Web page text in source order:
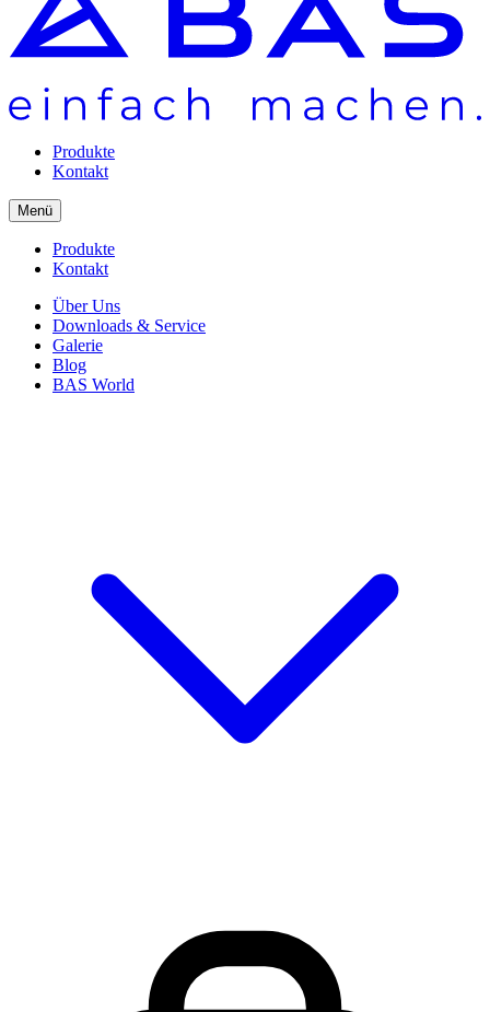
Produkte
Kontakt
Menü
Produkte
Kontakt
Über Uns
Downloads & Service
Galerie
Blog
BAS World